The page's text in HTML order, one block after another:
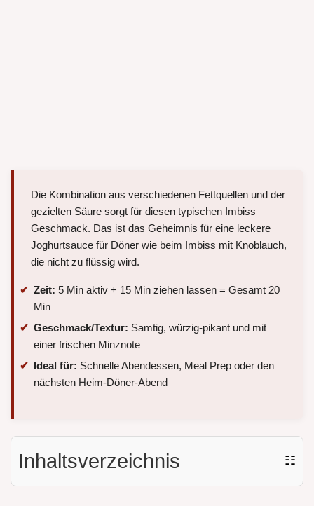
Die Kombination aus verschiedenen Fettquellen und der
gezielten Säure sorgt für diesen typischen Imbiss
Geschmack. Das ist das Geheimnis für eine leckere
Joghurtsauce für Döner wie beim Imbiss mit Knoblauch,
die nicht zu flüssig wird.
Zeit: 5 Min aktiv + 15 Min ziehen lassen = Gesamt 20
Min
Geschmack/Textur: Samtig, würzig-pikant und mit
einer frischen Minznote
Ideal für: Schnelle Abendessen, Meal Prep oder den
nächsten Heim-Döner-Abend
Inhaltsverzeichnis ☷